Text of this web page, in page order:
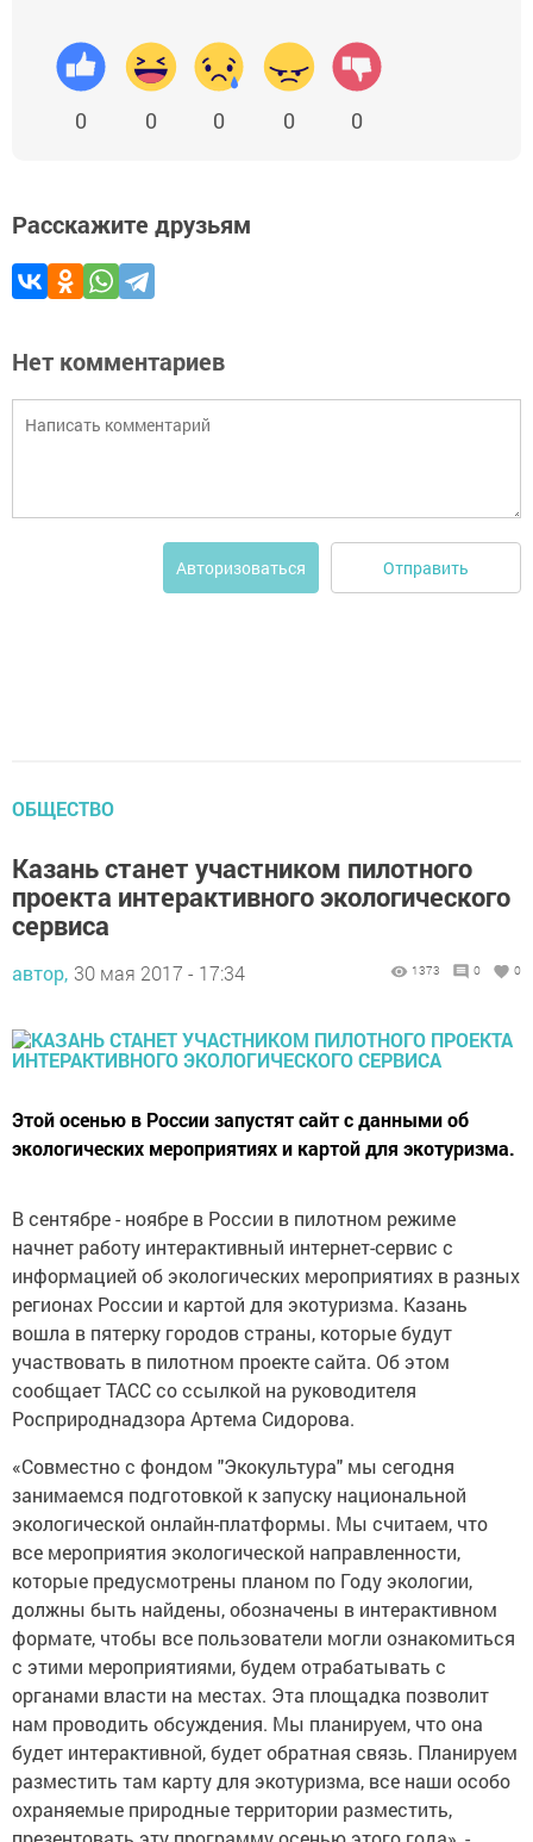
0 0 0 0 0
Расскажите друзьям
Нет комментариев
Авторизоваться Отправить
ОБЩЕСТВО
Казань станет участником пилотного
проекта интерактивного экологического
сервиса
автор, 30 мая 2017 - 17:34 1373 0 0
Этой осенью в России запустят сайт с данными об
экологических мероприятиях и картой для экотуризма.
В сентябре - ноябре в России в пилотном режиме
начнет работу интерактивный интернет-сервис с
информацией об экологических мероприятиях в разных
регионах России и картой для экотуризма. Казань
вошла в пятерку городов страны, которые будут
участвовать в пилотном проекте сайта. Об этом
сообщает ТАСС со ссылкой на руководителя
Росприроднадзора Артема Сидорова.
«Совместно с фондом "Экокультура" мы сегодня
занимаемся подготовкой к запуску национальной
экологической онлайн-платформы. Мы считаем, что
все мероприятия экологической направленности,
которые предусмотрены планом по Году экологии,
должны быть найдены, обозначены в интерактивном
формате, чтобы все пользователи могли ознакомиться
с этими мероприятиями, будем отрабатывать с
органами власти на местах. Эта площадка позволит
нам проводить обсуждения. Мы планируем, что она
будет интерактивной, будет обратная связь. Планируем
разместить там карту для экотуризма, все наши особо
охраняемые природные территории разместить,